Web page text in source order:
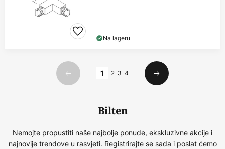
Na lageru
Prethodno
1 2 3 4
Sljedeći
Bilten
Nemojte propustiti naše najbolje ponude, ekskluzivne akcije i
najnovije trendove u rasvjeti. Registrirajte se sada i poslat ćemo